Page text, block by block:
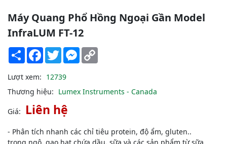
Máy Quang Phổ Hồng Ngoại Gần Model
InfraLUM FT-12
Share Facebook
TwitterMessenger
Lượt xem: 12739
Thương hiệu: Lumex Instruments - Canada
Giá: Liên hệ
- Phân tích nhanh các chỉ tiêu protein, độ ẩm, gluten..